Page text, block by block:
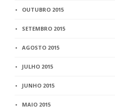
OUTUBRO 2015
SETEMBRO 2015
AGOSTO 2015
JULHO 2015
JUNHO 2015
MAIO 2015